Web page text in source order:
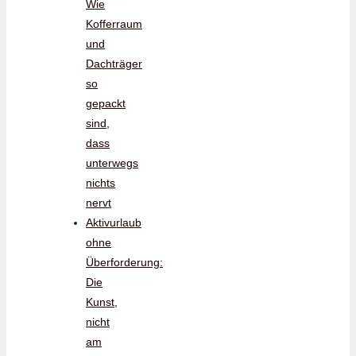
Wie
Kofferraum
und
Dachträger
so
gepackt
sind,
dass
unterwegs
nichts
nervt
Aktivurlaub
ohne
Überforderung:
Die
Kunst,
nicht
am